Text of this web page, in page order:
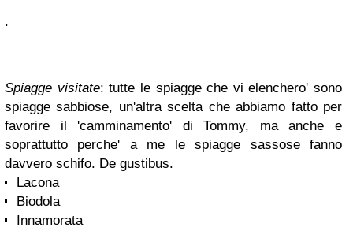
.
Spiagge visitate: tutte le spiagge che vi elenchero' sono
spiagge sabbiose, un'altra scelta che abbiamo fatto per
favorire il 'camminamento' di Tommy, ma anche e
soprattutto perche' a me le spiagge sassose fanno
davvero schifo. De gustibus.
Lacona
Biodola
Innamorata